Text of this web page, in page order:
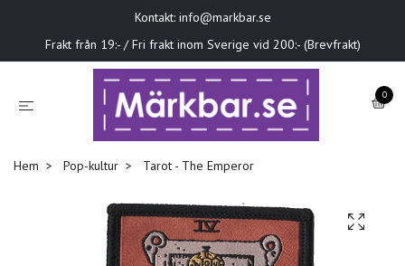
Kontakt: info@markbar.se
Frakt från 19:- / Fri frakt inom Sverige vid 200:- (Brevfrakt)
0
Hem Pop-kultur Tarot - The Emperor